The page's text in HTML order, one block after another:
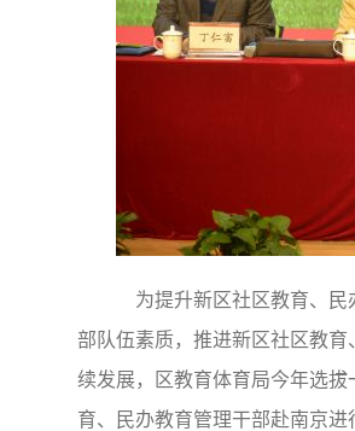
为提升新区社区教育、民
部队伍素质，推进新区社区教育
续发展，区教育体育局今年选拔
育、民办教育管理干部赴南京进